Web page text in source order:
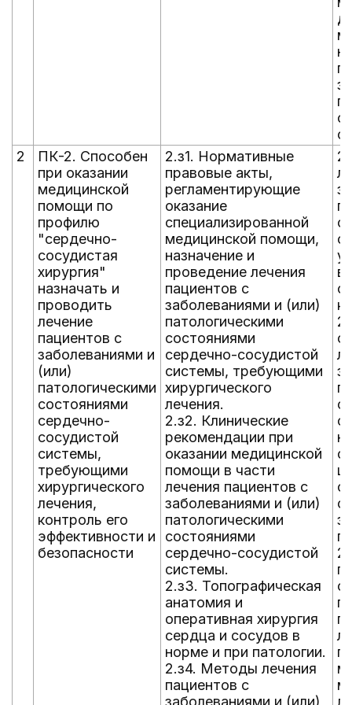
2
ПК-2. Способен
при оказании
медицинской
помощи по
профилю
"сердечно-
сосудистая
хирургия"
назначать и
проводить
лечение
пациентов с
заболеваниями и
(или)
патологическими
состояниями
сердечно-
сосудистой
системы,
требующими
хирургического
лечения,
контроль его
эффективности и
безопасности
2.з1. Нормативные
правовые акты,
регламентирующие
оказание
специализированной
медицинской помощи,
назначение и
проведение лечения
пациентов с
заболеваниями и (или)
патологическими
состояниями
сердечно-сосудистой
системы, требующими
хирургического
лечения.
2.з2. Клинические
рекомендации при
оказании медицинской
помощи в части
лечения пациентов с
заболеваниями и (или)
патологическими
состояниями
сердечно-сосудистой
системы.
2.з3. Топографическая
анатомия и
оперативная хирургия
сердца и сосудов в
норме и при патологии.
2.з4. Методы лечения
пациентов с
заболеваниями и (или)